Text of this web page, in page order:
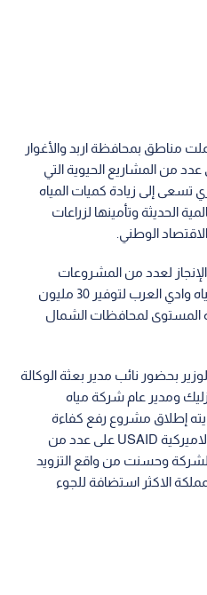
مناطق بمحافظة اربد والأغوار
من المشاريع الحيوية التي
تسعى إلى زيادة كميات المياه
الحديثة وتأمينها لزراعات
الوطني.
سيكون عام الإنجاز لعدد من المشروعات
الاستراتيجية، منها: مشروع جر مياه وادي العرب لتوفير 30 مليون
المستوى لمحافظات الشمال
بحضور نائب مدير بعثة الوكالة
أزليك ومدير عام شركة مياه
إطلاق مشروع رفع كفاءة
قطاع المياه الممول من الوكالة الاميركية USAID على عدد من
وحسنت من واقع التزويد
الاكثر استضافة للجوء